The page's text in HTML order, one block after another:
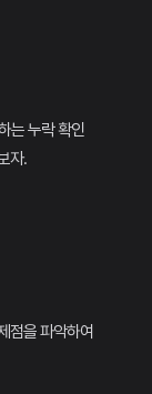
는 누락 확인
자.
점을 파악하여